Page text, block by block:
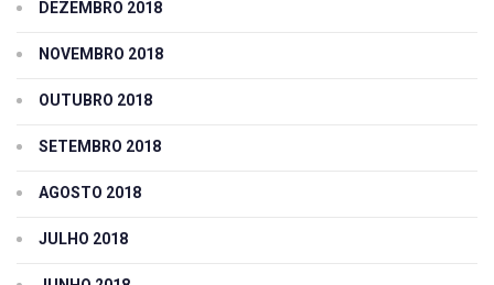
DEZEMBRO 2018
NOVEMBRO 2018
OUTUBRO 2018
SETEMBRO 2018
AGOSTO 2018
JULHO 2018